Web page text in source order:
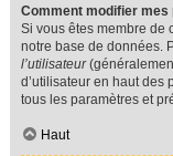
Comment modifier mes
Si vous êtes membre de
notre base de données.
l’utilisateur
d’utilisateur en haut des
tous les paramètres et
Haut